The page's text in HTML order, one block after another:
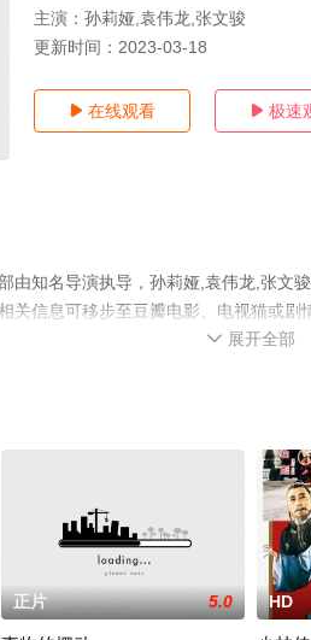
主演： 孙莉娅,袁伟龙,张文骏
更新时间： 2023-03-18
 在线观看  极速
由知名导演执导，孙莉娅,袁伟龙,张文
关信息可移步至豆瓣电影、电视猫或剧
 展开全部
正片 5.0 HD